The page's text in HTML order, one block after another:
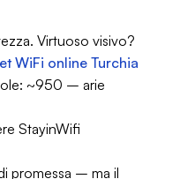
Virtuoso visivo?
WiFi online Turchia
~950 – arie
StayinWifi
promessa – ma il